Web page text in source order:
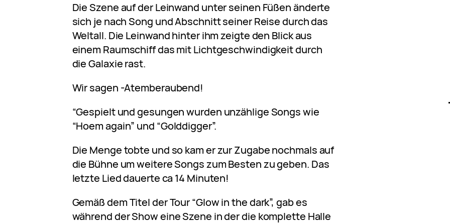
Die Szene auf der Leinwand unter seinen Füßen änderte
sich je nach Song und Abschnitt seiner Reise durch das
Weltall. Die Leinwand hinter ihm zeigte den Blick aus
einem Raumschiff das mit Lichtgeschwindigkeit durch
die Galaxie rast.
Wir sagen -Atemberaubend!
“Gespielt und gesungen wurden unzählige Songs wie
“Hoem again” und “Golddigger”.
Die Menge tobte und so kam er zur Zugabe nochmals auf
die Bühne um weitere Songs zum Besten zu geben. Das
letzte Lied dauerte ca 14 Minuten!
Gemäß dem Titel der Tour “Glow in the dark”, gab es
während der Show eine Szene in der die komplette Halle